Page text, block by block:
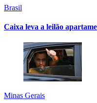
Brasil
Caixa leva a leilão
Minas Gerais